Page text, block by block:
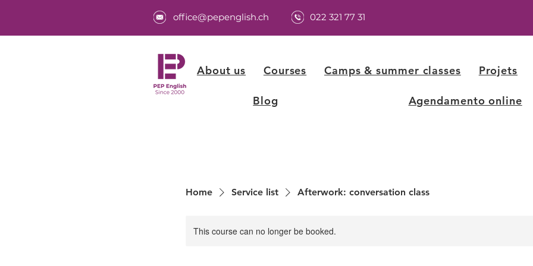
office@pepenglish.ch 022 321 77 31
About us Courses Camps & summer classes Projets
Blog Agendamento online
Home Service list Afterwork: conversation class
This course can no longer be booked.